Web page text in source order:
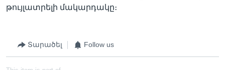
թույլատրելի մակարդակը։
Տարածել Follow us